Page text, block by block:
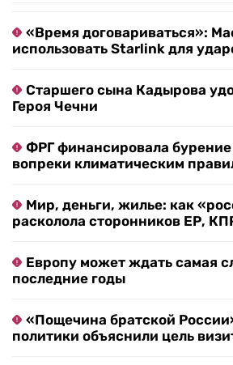
«Время договариваться»:
использовать Starlink для
Старшего сына Кадырова
Героя Чечни
ФРГ финансировала
вопреки климатическим
Мир, деньги, жилье: как
расколола сторонников ЕР,
Европу может ждать самая
последние годы
«Пощечина братской
политики объяснили цель